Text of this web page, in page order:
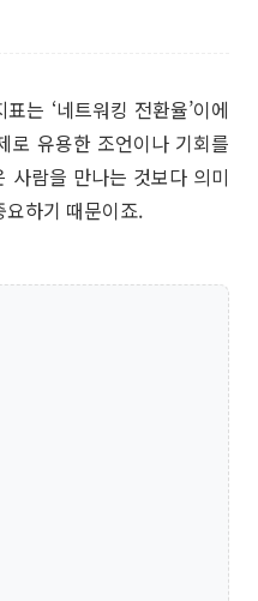
는 ‘네트워킹 전환율’이에
로 유용한 조언이나 기회를
사람을 만나는 것보다 의미
하기 때문이죠.